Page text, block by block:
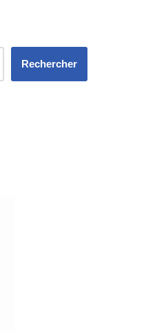
Rechercher